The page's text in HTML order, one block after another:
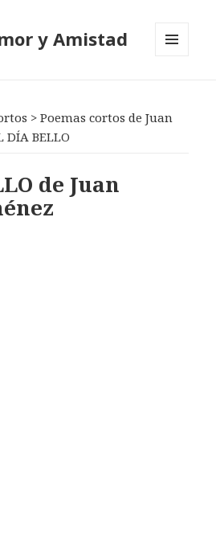
y Amistad
>Poemas cortos de Juan
DÍA BELLO
de Juan